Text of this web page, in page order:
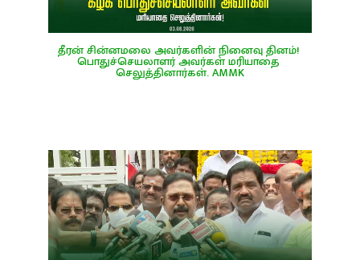
தீரன் சின்னமலை அவர்களின் நினைவு தினம்!
பொதுச்செயலாளர் அவர்கள் மரியாதை
செலுத்தினார்கள். AMMK